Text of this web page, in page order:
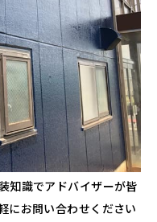
知識でアドバイザーが皆
にお問い合わせください